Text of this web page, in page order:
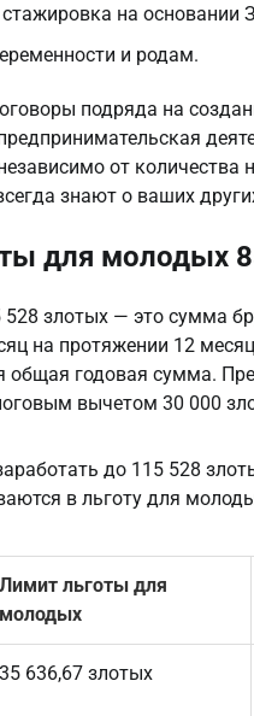
на основании
и родам.
подряда на
от количества
знают о ваших
для молодых
злотых — это сумма
на протяжении 12
общая годовая сумма.
вычетом 30 000
до 115 528
в льготу для
Лимит льготы для
молодых
35 636,67 злотых